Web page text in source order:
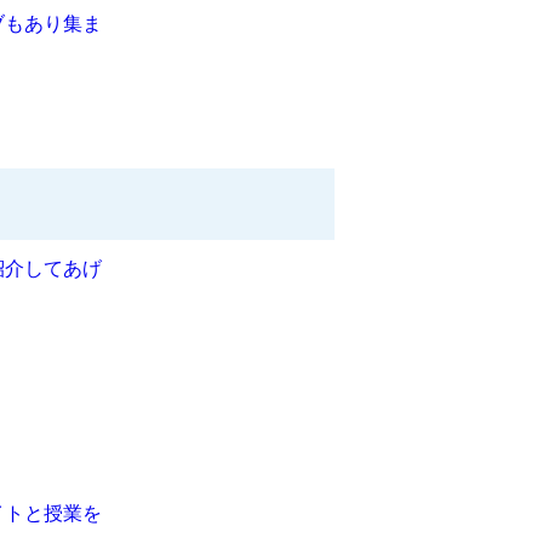
あり集ま
してあげ
と授業を